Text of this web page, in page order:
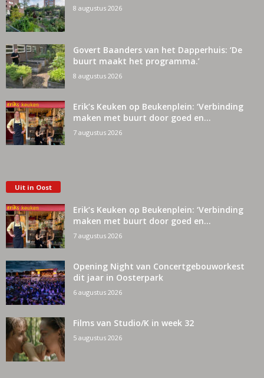
8 augustus 2026
Govert Baanders van het Dapperhuis: ‘De
buurt maakt het programma.’
8 augustus 2026
Erik’s Keuken op Beukenplein: ‘Verbinding
maken met buurt door goed en...
7 augustus 2026
Uit in Oost
Erik’s Keuken op Beukenplein: ‘Verbinding
maken met buurt door goed en...
7 augustus 2026
Opening Night van Concertgebouworkest
dit jaar in Oosterpark
6 augustus 2026
Films van Studio/K in week 32
5 augustus 2026